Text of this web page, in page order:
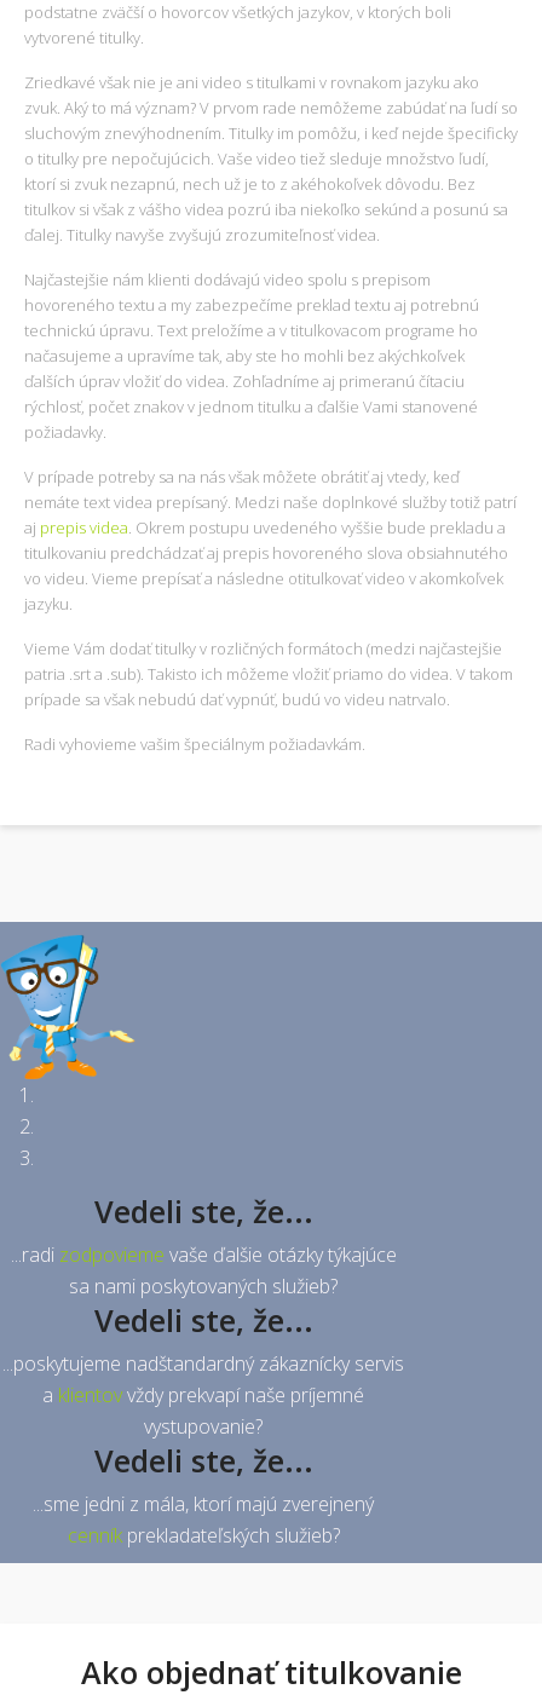
podstatne zväčší o hovorcov všetkých jazykov, v ktorých boli
vytvorené titulky.
Zriedkavé však nie je ani video s titulkami v rovnakom jazyku ako
zvuk. Aký to má význam? V prvom rade nemôžeme zabúdať na ľudí so
sluchovým znevýhodnením. Titulky im pomôžu, i keď nejde špecificky
o titulky pre nepočujúcich. Vaše video tiež sleduje množstvo ľudí,
ktorí si zvuk nezapnú, nech už je to z akéhokoľvek dôvodu. Bez
titulkov si však z vášho videa pozrú iba niekoľko sekúnd a posunú sa
ďalej. Titulky navyše zvyšujú zrozumiteľnosť videa.
Najčastejšie nám klienti dodávajú video spolu s prepisom
hovoreného textu a my zabezpečíme preklad textu aj potrebnú
technickú úpravu. Text preložíme a v titulkovacom programe ho
načasujeme a upravíme tak, aby ste ho mohli bez akýchkoľvek
ďalších úprav vložiť do videa. Zohľadníme aj primeranú čítaciu
rýchlosť, počet znakov v jednom titulku a ďalšie Vami stanovené
požiadavky.
V prípade potreby sa na nás však môžete obrátiť aj vtedy, keď
nemáte text videa prepísaný. Medzi naše doplnkové služby totiž patrí
aj prepis videa. Okrem postupu uvedeného vyššie bude prekladu a
titulkovaniu predchádzať aj prepis hovoreného slova obsiahnutého
vo videu. Vieme prepísať a následne otitulkovať video v akomkoľvek
jazyku.
Vieme Vám dodať titulky v rozličných formátoch (medzi najčastejšie
patria .srt a .sub). Takisto ich môžeme vložiť priamo do videa. V takom
prípade sa však nebudú dať vypnúť, budú vo videu natrvalo.
Radi vyhovieme vašim špeciálnym požiadavkám.
Vedeli ste, že...
...radi zodpovieme vaše ďalšie otázky týkajúce
sa nami poskytovaných služieb?
Vedeli ste, že...
...poskytujeme nadštandardný zákaznícky servis
a klientovvždy prekvapí naše príjemné
vystupovanie?
Vedeli ste, že...
...sme jedni z mála, ktorí majú zverejnený
cenníkprekladateľských služieb?
Ako objednať titulkovanie